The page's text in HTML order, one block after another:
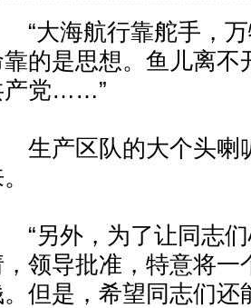
大海航行靠舵手，万
的是思想。鱼儿离
产党……”
产区队的大个头喇
另外，为了让同志们
领导批准，特意将
但是，希望同志们